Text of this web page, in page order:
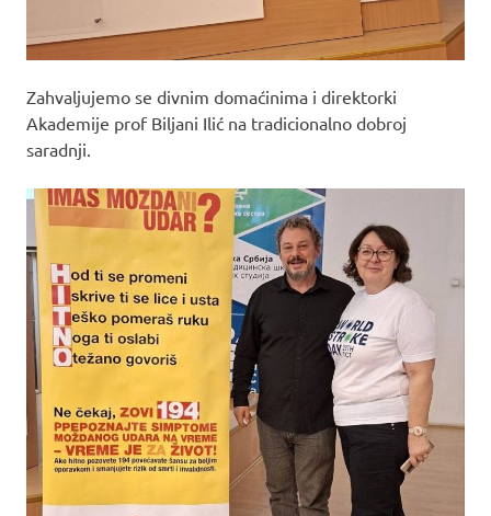
Zahvaljujemo se divnim domaćinima i direktorki
Akademije prof Biljani Ilić na tradicionalno dobroj
saradnji.